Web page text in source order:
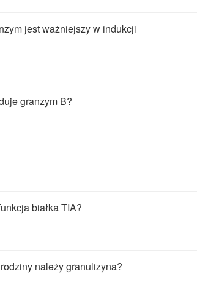
jest ważniejszy w indukcji
granzym B?
białka TIA?
należy granulizyna?